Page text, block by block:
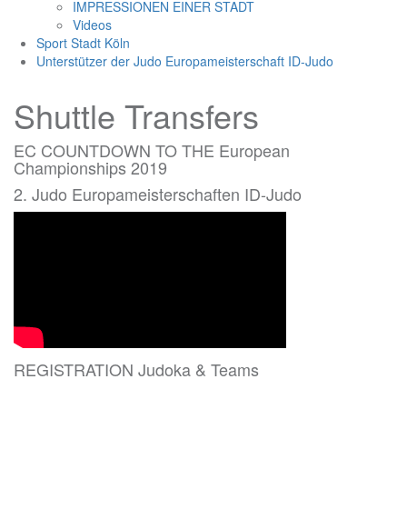
IMPRESSIONEN EINER STADT
Videos
Sport Stadt Köln
Unterstützer der Judo Europameisterschaft ID-Judo
Shuttle Transfers
EC COUNTDOWN TO THE European
Championships 2019
2. Judo Europameisterschaften ID-Judo
REGISTRATION Judoka & Teams